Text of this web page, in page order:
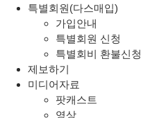
특별회원(다스매입)
가입안내
특별회원 신청
특별회비 환불신청
제보하기
미디어자료
팟캐스트
영상